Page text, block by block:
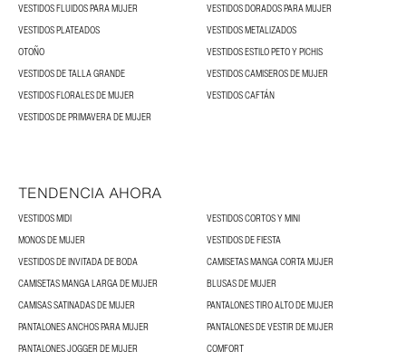
VESTIDOS FLUIDOS PARA MUJER
VESTIDOS DORADOS PARA MUJER
VESTIDOS PLATEADOS
VESTIDOS METALIZADOS
OTOÑO
VESTIDOS ESTILO PETO Y PICHIS
VESTIDOS DE TALLA GRANDE
VESTIDOS CAMISEROS DE MUJER
VESTIDOS FLORALES DE MUJER
VESTIDOS CAFTÁN
VESTIDOS DE PRIMAVERA DE MUJER
TENDENCIA AHORA
VESTIDOS MIDI
VESTIDOS CORTOS Y MINI
MONOS DE MUJER
VESTIDOS DE FIESTA
VESTIDOS DE INVITADA DE BODA
CAMISETAS MANGA CORTA MUJER
CAMISETAS MANGA LARGA DE MUJER
BLUSAS DE MUJER
CAMISAS SATINADAS DE MUJER
PANTALONES TIRO ALTO DE MUJER
PANTALONES ANCHOS PARA MUJER
PANTALONES DE VESTIR DE MUJER
PANTALONES JOGGER DE MUJER
COMFORT